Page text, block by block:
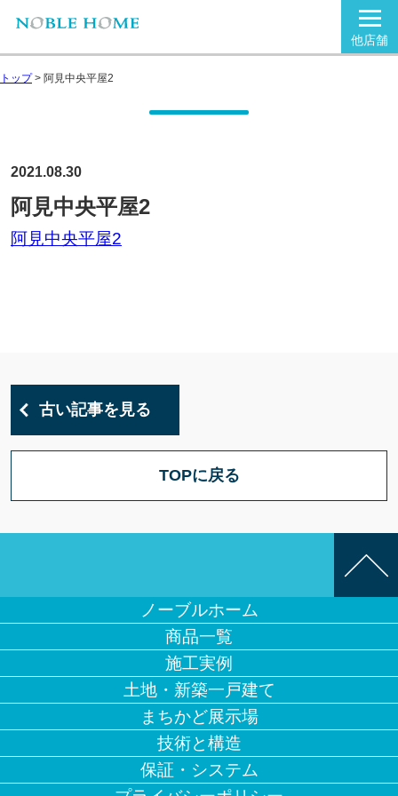
他店舗
トップ> 阿見中央平屋2
2021.08.30
阿見中央平屋2
阿見中央平屋2
古い記事を見る
TOPに戻る
ノーブルホーム
商品一覧
施工実例
土地・新築一戸建て
まちかど展示場
技術と構造
保証・システム